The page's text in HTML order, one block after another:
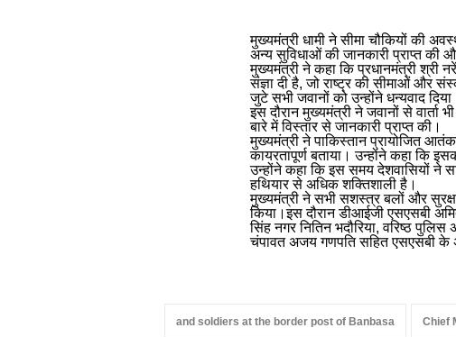
मुख्यमंत्री धामी ने सीमा चौकियों की
अन्य सुविधाओं की जानकारी प्राप्त की
मुख्यमंत्री ने कहा कि प्रधानमंत्री श्री
संज्ञा दी है, जो राष्ट्र की सीमाओं और
जुटे सभी जवानों को उन्होंने धन्यवाद
इस दौरान मुख्यमंत्री ने जवानों से
बारे में विस्तार से जानकारी प्राप्त की।
मुख्यमंत्री ने पाकिस्तान प्रायोजित
कायरतापूर्ण बताया। उन्होंने कहा कि
उन्होंने कहा कि इस समय देशवासियों ने
हथियार से अधिक शक्तिशाली है।
मुख्यमंत्री ने सभी सशस्त्र बलों और
किया।इस दौरान डीआईजी एसएसबी
सिंह नगर नितिन भदौरिया, वरिष्ठ
चंपावत अजय गणपति सहित एसएसबी के
and soldiers at the border post of Banbasa Chief